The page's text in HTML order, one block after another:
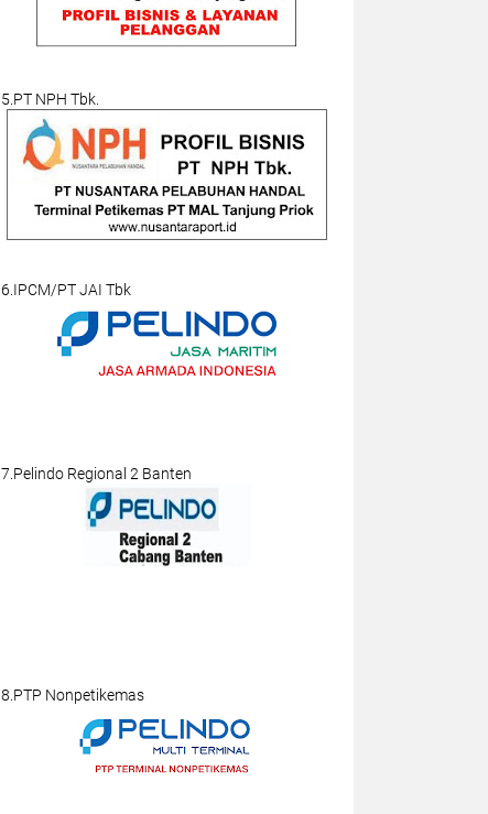
5.PT NPH Tbk.
6.IPCM/PT JAI Tbk
7.Pelindo Regional 2 Banten
8.PTP Nonpetikemas